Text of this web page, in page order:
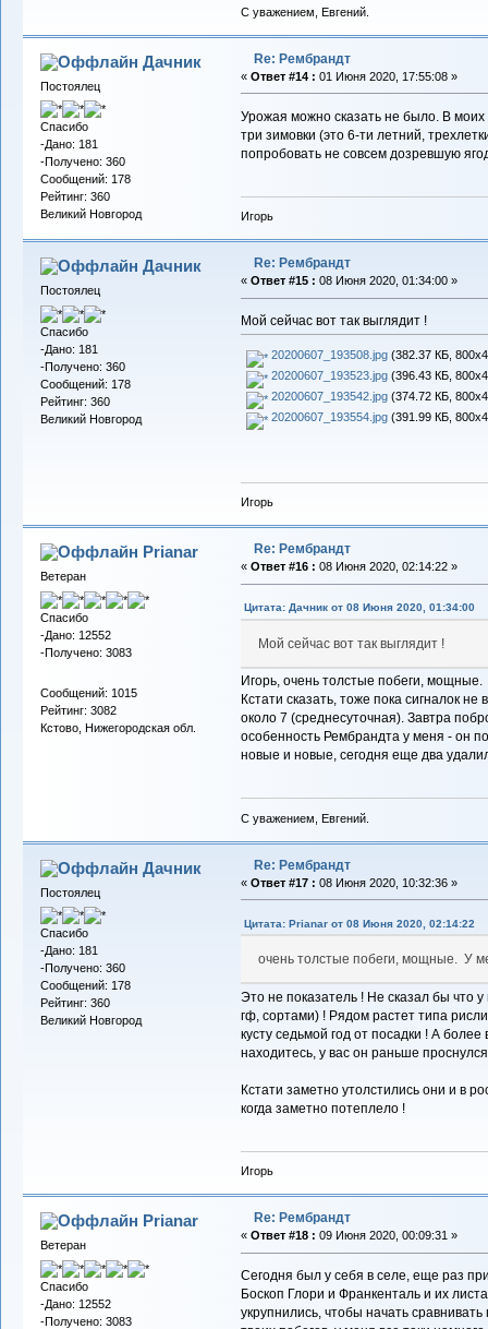
С уважением, Евгений.
Дачник
Постоялец
Спасибо
-Дано: 181
-Получено: 360
Сообщений: 178
Рейтинг: 360
Великий Новгород
Re: Рембрандт
« Ответ #14 : 01 Июня 2020, 17:55:08 »
Урожая можно сказать не было. В
три зимовки (это 6-ти летний,
попробовать не совсем дозревшую
Игорь
Дачник
Постоялец
Спасибо
-Дано: 181
-Получено: 360
Сообщений: 178
Рейтинг: 360
Великий Новгород
Re: Рембрандт
« Ответ #15 : 08 Июня 2020, 01:34:00 »
Мой сейчас вот так выглядит !
20200607_193508.jpg(382.37 КБ,
20200607_193523.jpg(396.43 КБ,
20200607_193542.jpg(374.72 КБ,
20200607_193554.jpg(391.99 КБ,
Игорь
Prianar
Ветеран
Спасибо
-Дано: 12552
-Получено: 3083
Сообщений: 1015
Рейтинг: 3082
Кстово, Нижегородская обл.
Re: Рембрандт
« Ответ #16 : 08 Июня 2020, 02:14:22 »
Цитата: Дачник от 08 Июня 2020, 01:34:00
Мой сейчас вот так выглядит !
Игорь, очень толстые побеги,
Кстати сказать, тоже пока сигналок
около 7 (среднесуточная). Завтра
особенность Рембрандта у меня - он
новые и новые, сегодня еще два
С уважением, Евгений.
Дачник
Постоялец
Спасибо
-Дано: 181
-Получено: 360
Сообщений: 178
Рейтинг: 360
Великий Новгород
Re: Рембрандт
« Ответ #17 : 08 Июня 2020, 10:32:36 »
Цитата: Prianar от 08 Июня 2020, 02:14:22
очень толстые побеги, мощные. У
Это не показатель ! Не сказал бы что
гф, сортами) ! Рядом растет типа
кусту седьмой год от посадки ! А
находитесь, у вас он раньше
Кстати заметно утолстились они и в
когда заметно потеплело !
Игорь
Prianar
Ветеран
Спасибо
-Дано: 12552
-Получено: 3083
Re: Рембрандт
« Ответ #18 : 09 Июня 2020, 00:09:31 »
Сегодня был у себя в селе, еще раз
Боскоп Глори и Франкенталь и их
укрупнились, чтобы начать